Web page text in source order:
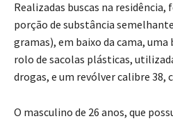
Realizadas buscas na
porção de substância
gramas), em baixo da cama, uma
rolo de sacolas plásticas,
drogas, e um revólver calibre 38,
O masculino de 26 anos, que